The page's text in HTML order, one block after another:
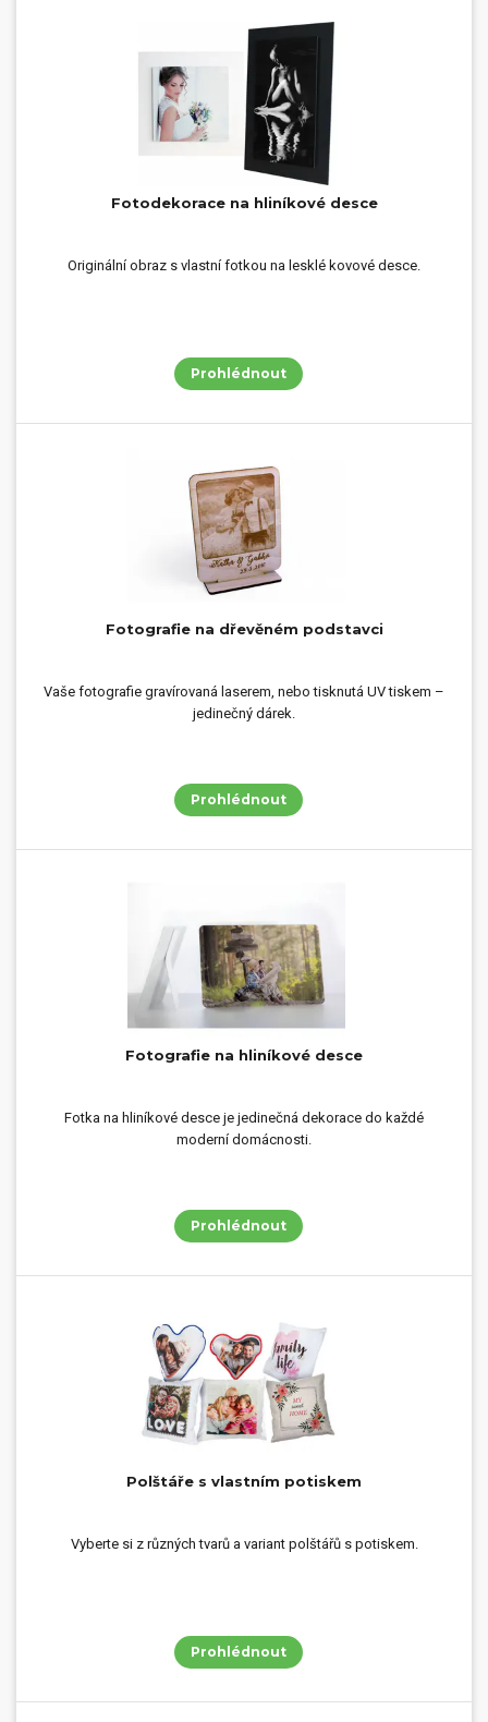
Fotodekorace na hliníkové desce
Originální obraz s vlastní fotkou na lesklé kovové desce.
Prohlédnout
Fotografie na dřevěném podstavci
Vaše fotografie gravírovaná laserem, nebo tisknutá UV tiskem –
jedinečný dárek.
Prohlédnout
Fotografie na hliníkové desce
Fotka na hliníkové desce je jedinečná dekorace do každé
moderní domácnosti.
Prohlédnout
Polštáře s vlastním potiskem
Vyberte si z různých tvarů a variant polštářů s potiskem.
Prohlédnout